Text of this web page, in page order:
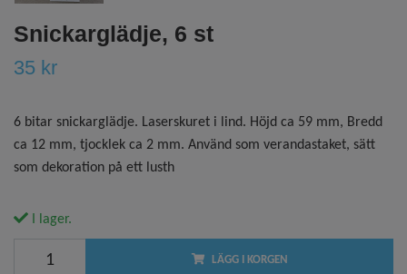
Snickarglädje, 6 st
35 kr
6 bitar snickarglädje. Laserskuret i lind. Höjd ca 59 mm, Bredd
ca 12 mm, tjocklek ca 2 mm. Använd som verandastaket, sätt
som dekoration på ett lusth
I lager.
LÄGG I KORGEN